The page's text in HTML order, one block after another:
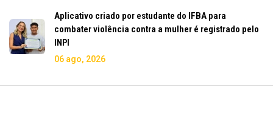
Aplicativo criado por estudante do IFBA para
combater violência contra a mulher é registrado pelo
INPI
06 ago, 2026